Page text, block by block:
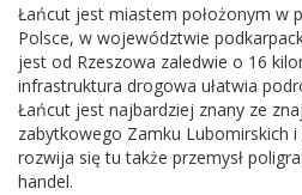
Łańcut jest miastem położonym w
Polsce, w województwie
jest od Rzeszowa zaledwie o 16
infrastruktura drogowa ułatwia
Łańcut jest najbardziej znany ze
zabytkowego Zamku Lubomirskich
rozwija się tu także przemysł
handel.